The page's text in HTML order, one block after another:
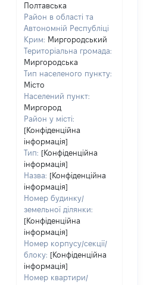
Полтавська
Район в області та
Автономній Республіці
Крим: Миргородський
Територіальна громада:
Миргородська
Тип населеного пункту:
Місто
Населений пункт:
Миргород
Район у місті:
[Конфіденційна
інформація]
Тип: [Конфіденційна
інформація]
Назва: [Конфіденційна
інформація]
Номер будинку/
земельної ділянки:
[Конфіденційна
інформація]
Номер корпусу/секції/
блоку: [Конфіденційна
інформація]
Номер квартири/